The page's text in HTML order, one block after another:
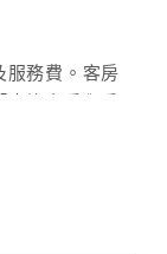
服務費。客房